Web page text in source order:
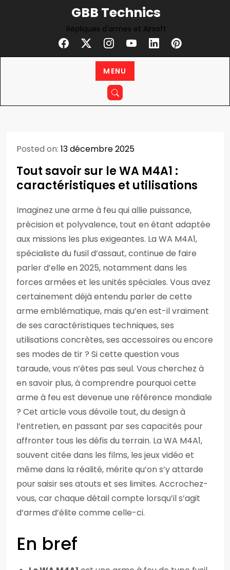
GBB Technics
Répliques d'armes et Airsoft
MENU
Posted on: 13 décembre 2025
Tout savoir sur le WA M4A1 :
caractéristiques et utilisations
Imaginez une arme à feu qui allie puissance,
précision et polyvalence, tout en étant adaptée
aux missions les plus exigeantes. La WA M4A1,
spécialiste du fusil d’assaut, continue de faire
parler d’elle en 2025, notamment dans les
forces armées et les unités spéciales. Vous avez
certainement déjà entendu parler de cette
arme emblématique, mais qu’en est-il vraiment
de ses caractéristiques techniques, ses
utilisations concrètes, ses accessoires ou encore
ses modes de tir ? Si cette question vous
taraude, vous n’êtes pas seul. Vous cherchez à
en savoir plus, à comprendre pourquoi cette
arme à feu est devenue une référence mondiale
? Cet article vous dévoile tout, du design à
l’entretien, en passant par ses capacités pour
affronter tous les défis du terrain. La WA M4A1,
souvent citée dans les films, les jeux vidéo et
même dans la réalité, mérite qu’on s’y attarde
pour saisir ses atouts et ses limites. Accrochez-
vous, car chaque détail compte lorsqu’il s’agit
d’armes d’élite comme celle-ci.
En bref